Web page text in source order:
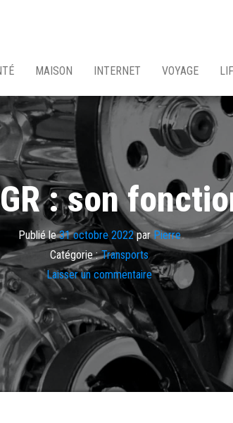
MAISON INTERNET VOYAGE
: son
Publié le31 octobre 2022par Pierre
Catégorie : Transports
Laisser un commentaire